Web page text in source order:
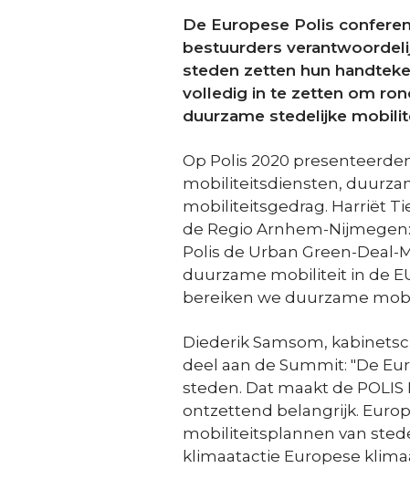
De Europese Polis
bestuurders
steden zetten hun
volledig in te zetten om
duurzame stedelijke
Op Polis 2020
mobiliteitsdiensten,
mobiliteitsgedrag. Harriët
de Regio Arnhem-
Polis de Urban Green-Deal-
duurzame mobiliteit in de
bereiken we duurzame
Diederik Samsom,
deel aan de Summit: "De
steden. Dat maakt de
ontzettend belangrijk.
mobiliteitsplannen van
klimaatactie Europese